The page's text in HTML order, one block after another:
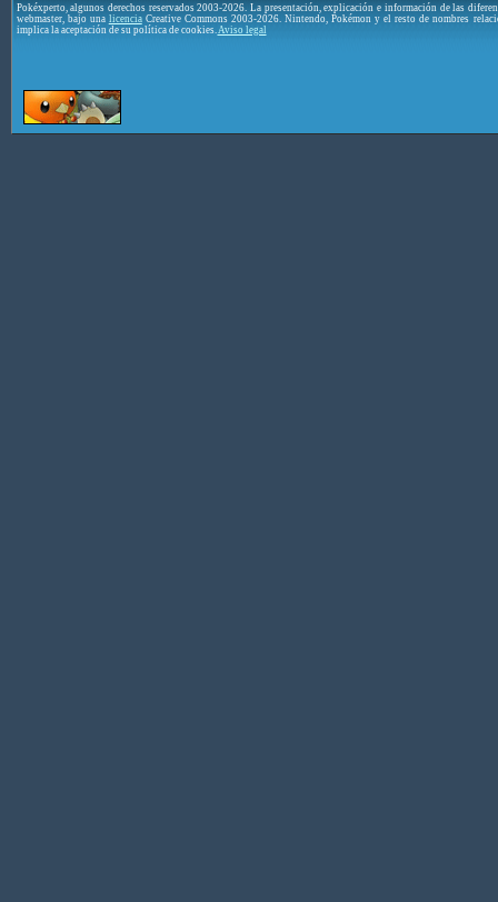
Pokéxperto, algunos derechos reservados 2003-2026. La presentación, explicación e información de las
webmaster, bajo una licenciaCreative Commons 2003-2026. Nintendo, Pokémon y el resto de nombres
implica la aceptación de su política de cookies. Aviso legal